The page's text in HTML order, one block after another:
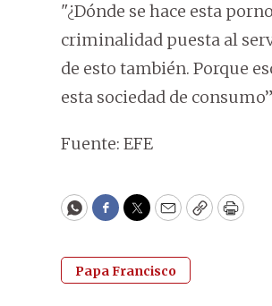
"¿Dónde se hace esta
criminalidad puesta al
de esto también. Porque
esta sociedad de
Fuente: EFE
WhatsApp
Facebook
Twitter
EmailCopyPrint
Papa Francisco